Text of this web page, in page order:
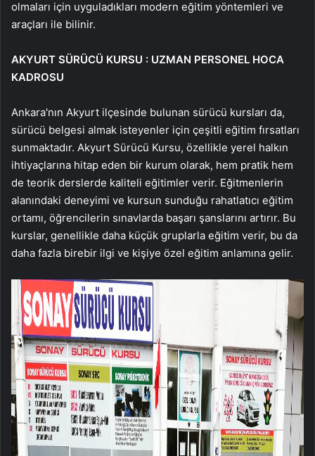
olmaları için uyguladıkları modern eğitim yöntemleri ve
araçları ile bilinir.
AKYURT SÜRÜCÜ KURSU : UZMAN PERSONEL HOCA
KADROSU
Ankara'nın Akyurt ilçesinde bulunan sürücü kursları da,
sürücü belgesi almak isteyenler için çeşitli eğitim fırsatları
sunmaktadır. Akyurt Sürücü Kursu, özellikle yerel halkın
ihtiyaçlarına hitap eden bir kurum olarak, hem pratik hem
de teorik derslerde kaliteli eğitimler verir. Eğitmenlerin
alanındaki deneyimi ve kursun sunduğu rahatlatıcı eğitim
ortamı, öğrencilerin sınavlarda başarı şanslarını artırır. Bu
kurslar, genellikle daha küçük gruplarla eğitim verir, bu da
daha fazla birebir ilgi ve kişiye özel eğitim anlamına gelir.